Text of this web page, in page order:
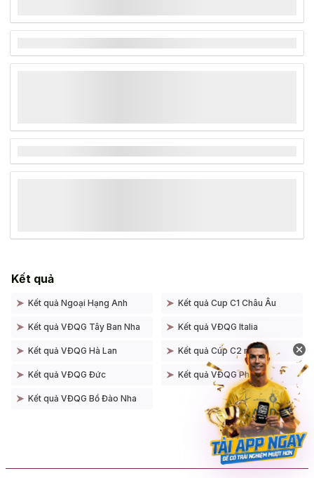
Kết quả
Kết quả Ngoại Hạng Anh Kết quả Cup C1 Châu Âu
Kết quả VĐQG Tây Ban Nha Kết quả VĐQG Italia
Kết quả VĐQG Hà Lan Kết quả Cúp C2 mới
Kết quả VĐQG Đức Kết quả VĐQG Pháp
Kết quả VĐQG Bồ Đào Nha